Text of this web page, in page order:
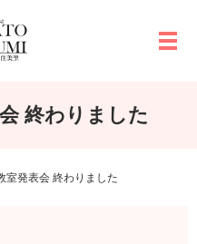
メ
終わりました
室発表会 終わりました